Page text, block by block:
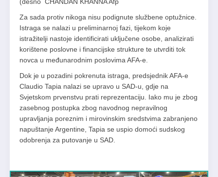
(desno CHANDAN KHANNA Afp
Za sada protiv nikoga nisu podignute službene optužnice.
Istraga se nalazi u preliminarnoj fazi, tijekom koje
istražitelji nastoje identificirati uključene osobe, analizirati
korištene poslovne i financijske strukture te utvrditi tok
novca u međunarodnim poslovima AFA-e.
Dok je u pozadini pokrenuta istraga, predsjednik AFA-e
Claudio Tapia nalazi se upravo u SAD-u, gdje na
Svjetskom prvenstvu prati reprezentaciju. Iako mu je zbog
zasebnog postupka zbog navodnog nepravilnog
upravljanja poreznim i mirovinskim sredstvima zabranjeno
napuštanje Argentine, Tapia se uspio domoći sudskog
odobrenja za putovanje u SAD.